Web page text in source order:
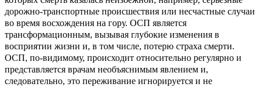
дорожно-транспортные происшествия или несчастные случаи
во время восхождения на гору. ОСП является
трансформационным, вызывая глубокие изменения в
восприятии жизни и, в том числе, потерю страха смерти.
ОСП, по-видимому, происходит относительно регулярно и
представляется врачам необъяснимым явлением и,
следовательно, это переживание игнорируется и не